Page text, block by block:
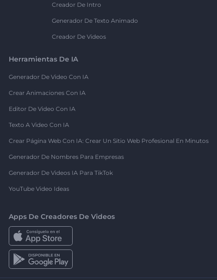
Creador De Intro
Generador De Texto Animado
Creador De Videos
Herramientas De IA
Generador De Video Con IA
Crear Animaciones Con IA
Editor De Video Con IA
Texto A Video Con IA
Crear Página Web Con IA: Crear Un Sitio Web Profesional En Minutos
Generador De Nombres Para Empresas
Generador De Videos IA Para TikTok
YouTube Video Ideas
Apps De Creadores De Videos